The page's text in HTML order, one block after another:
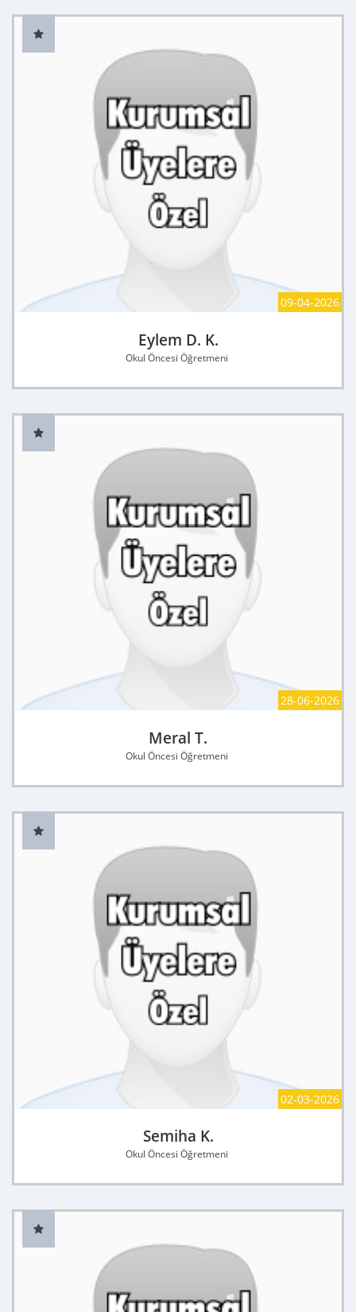
09-04-2026
Eylem D. K.
Okul Öncesi Öğretmeni
28-06-2026
Meral T.
Okul Öncesi Öğretmeni
02-03-2026
Semiha K.
Okul Öncesi Öğretmeni